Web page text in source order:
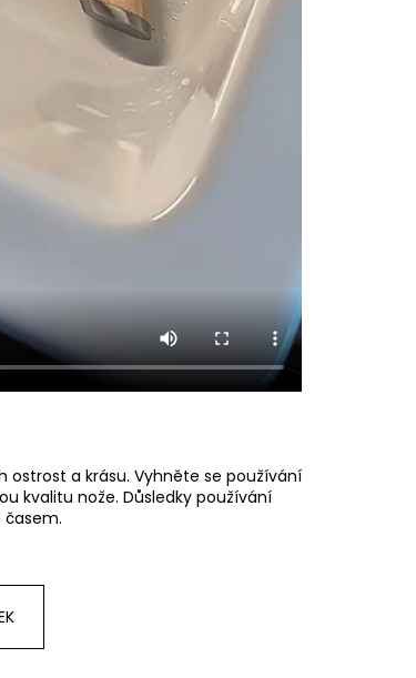
ostrost a krásu. Vyhněte se používání
kvalitu nože. Důsledky používání